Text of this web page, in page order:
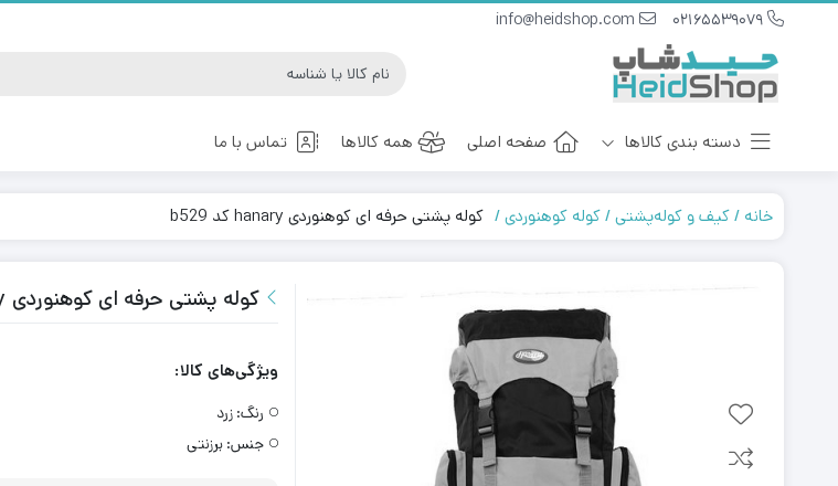
02165539079
info@heidshop.com
دسته بندی کالاها
ست هدیه کوله کوهنوردی
صفحه اصلی همه کالاها تماس با ما
خانه کیف و کوله‌پشتی کوله کوهنوردی کوله پشتی حرفه ای کوهنوردی hanary کد b529
کوله پشتی حرفه ای کوهنوردی hanary کد b529
ویژگی‌های کالا:
رنگ: زرد
جنس: برزنتی